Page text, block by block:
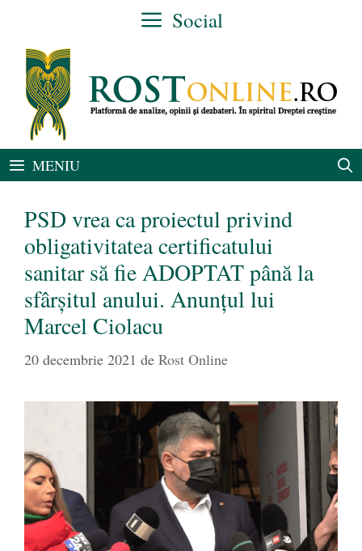
conținut
Social
MENIU
PSD vrea ca proiectul privind
obligativitatea certificatului
sanitar să fie ADOPTAT până la
sfârșitul anului. Anunțul lui
Marcel Ciolacu
20 decembrie 2021 de Rost Online